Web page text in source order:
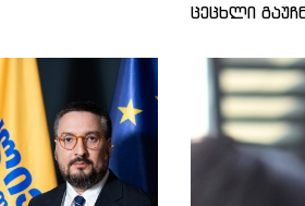
ცეცხლი